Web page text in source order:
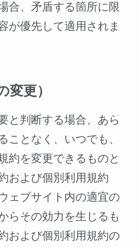
合、矛盾する箇所に限
が優先して適用されま
変更）
と判断する場合、あら
ことなく、いつでも、
約を変更できるものと
および個別利用規約
ェブサイト内の適宜の
らその効力を生じるも
および個別利用規約の